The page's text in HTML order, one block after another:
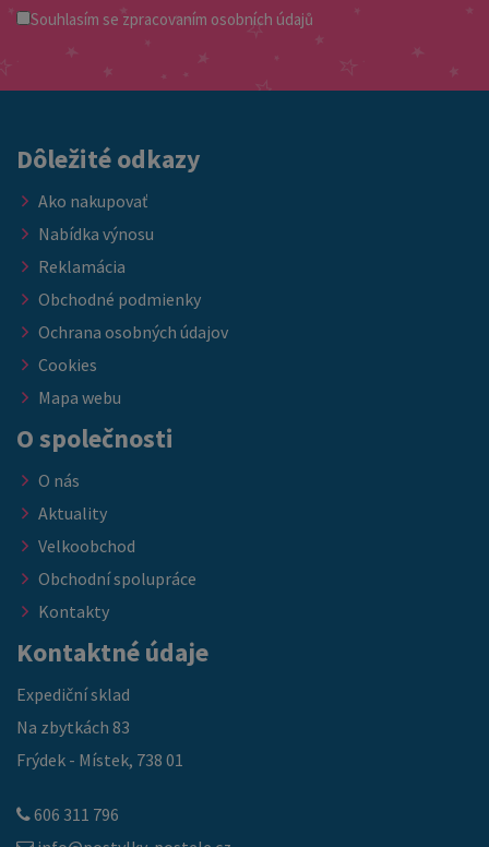
Souhlasím se zpracovaním osobních údajů
Dôležité odkazy
Ako nakupovať
Nabídka výnosu
Reklamácia
Obchodné podmienky
Ochrana osobných údajov
Cookies
Mapa webu
O společnosti
O nás
Aktuality
Velkoobchod
Obchodní spolupráce
Kontakty
Kontaktné údaje
Expediční sklad
Na zbytkách 83
Frýdek - Místek, 738 01
606 311 796